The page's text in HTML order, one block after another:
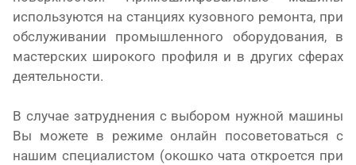
используются на станциях кузовного ремонта, при
обслуживании промышленного оборудования, в
мастерских широкого профиля и в других сферах
деятельности.
В случае затруднения с выбором нужной машины
Вы можете в режиме онлайн посоветоваться с
нашим специалистом (окошко чата откроется при